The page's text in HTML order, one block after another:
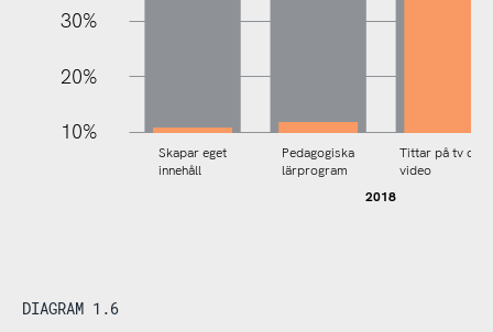
10%
20%
30%
2018
Skapar eget
innehåll
Pedagogiska
lärprogram
Tittar på tv och
video
DIAGRAM 1.6